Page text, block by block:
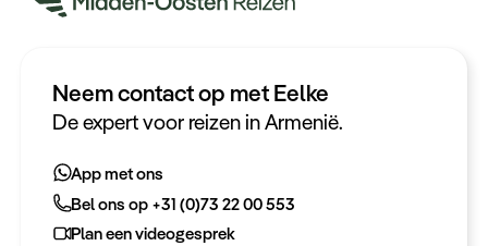
Neem contact op met Eelke
De expert voor reizen in Armenië.
App met ons
Bel ons op +31 (0)73 22 00 553
Plan een videogesprek
Heeft u een vraag?
Bel ons op +31 (0)73 22 00 553
Plan een videogesprek